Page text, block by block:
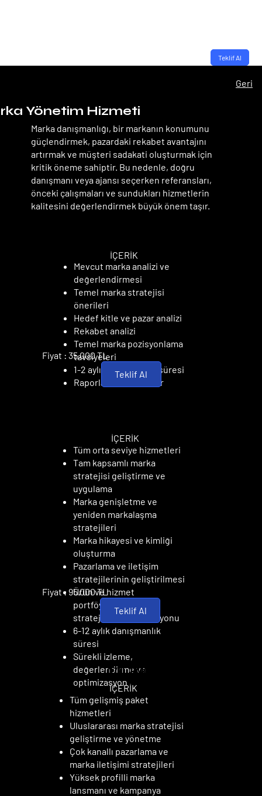
Teklif Al
Yönetim Hizmeti
Marka danışmanlığı, bir markanın konumunu
güçlendirmek, pazardaki rekabet avantajını
artırmak ve müşteri sadakati oluşturmak için
kritik öneme sahiptir. Bu nedenle, doğru
danışmanı veya ajansı seçerken referansları,
önceki çalışmaları ve sundukları hizmetlerin
kalitesini değerlendirmek büyük önem taşır.
Mevcut marka analizi ve
değerlendirmesi
Temel marka stratejisi
önerileri
Hedef kitle ve pazar analizi
Rekabet analizi
Temel marka pozisyonlama
tavsiyeleri
1-2 aylık danışmanlık süresi
Raporlama ve öneriler
İÇERİK
Fiyat : 35.000 TL
Teklif Al
Tüm orta seviye hizmetleri
Tam kapsamlı marka
stratejisi geliştirme ve
uygulama
Marka genişletme ve
yeniden markalaşma
stratejileri
Marka hikayesi ve kimliği
oluşturma
Pazarlama ve iletişim
stratejilerinin geliştirilmesi
Ürün ve hizmet
portföyünün marka
stratejisine entegrasyonu
6-12 aylık danışmanlık
süresi
Sürekli izleme,
değerlendirme ve
optimizasyon
İÇERİK
Fiyat : 95.000 TL
Teklif Al
Tüm gelişmiş paket
hizmetleri
Uluslararası marka stratejisi
geliştirme ve yönetme
Çok kanallı pazarlama ve
marka iletişimi stratejileri
Yüksek profilli marka
lansmanı ve kampanya
İÇERİK
ÖZEL PAKET
ÖZEL PAKET
Geri